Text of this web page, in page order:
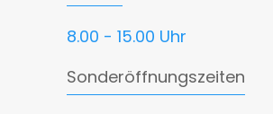
8.00 - 15.00 Uhr
Sonderöffnungszeiten